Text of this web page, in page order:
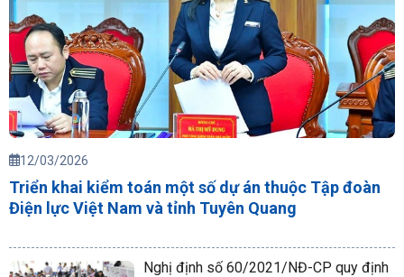
12/03/2026
Triển khai kiểm toán một số dự án thuộc Tập đoàn
Điện lực Việt Nam và tỉnh Tuyên Quang
Nghị định số 60/2021/NĐ-CP quy định